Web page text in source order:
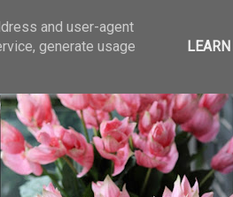
and user-agent
generate usage